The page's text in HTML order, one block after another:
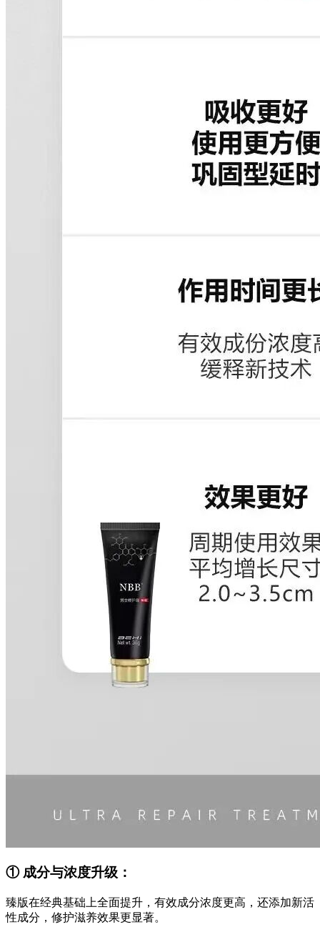
① 成分与浓度升级：
臻版在经典基础上全面提升，有效成分浓度更高，还添加新活
性成分，修护滋养效果更显著。